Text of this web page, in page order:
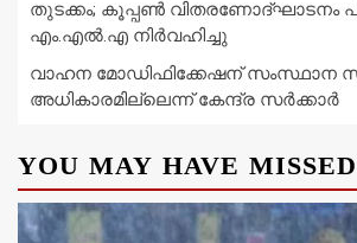
തുടക്കം; കൂപ്പൺ വിതരണോദ്ഘാടനം
എം.എൽ.എ നിർവഹിച്ചു
വാഹന മോഡിഫിക്കേഷന് സംസ്ഥാന
അധികാരമില്ലെന്ന് കേന്ദ്ര സർക്കാർ
YOU MAY HAVE MISSED